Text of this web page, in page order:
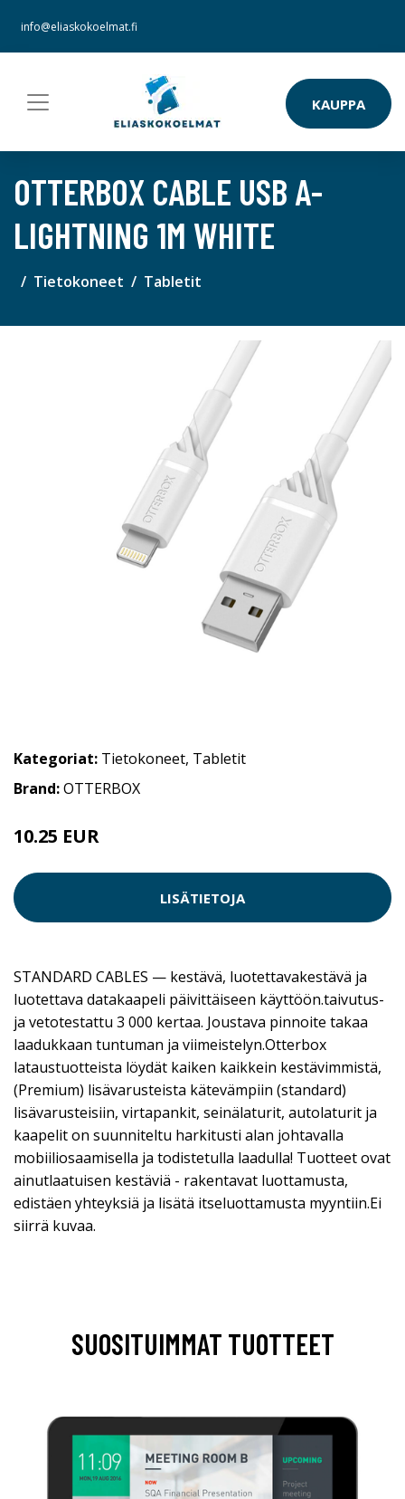
info@eliaskokoelmat.fi
KAUPPA
OTTERBOX CABLE USB A-
LIGHTNING 1M WHITE
Tietokoneet Tabletit
Kategoriat: Tietokoneet, Tabletit
Brand:OTTERBOX
10.25 EUR
LISÄTIETOJA
STANDARD CABLES — kestävä, luotettavakestävä ja
luotettava datakaapeli päivittäiseen käyttöön.taivutus-
ja vetotestattu 3 000 kertaa. Joustava pinnoite takaa
laadukkaan tuntuman ja viimeistelyn.Otterbox
lataustuotteista löydät kaiken kaikkein kestävimmistä,
(Premium) lisävarusteista kätevämpiin (standard)
lisävarusteisiin, virtapankit, seinälaturit, autolaturit ja
kaapelit on suunniteltu harkitusti alan johtavalla
mobiiliosaamisella ja todistetulla laadulla! Tuotteet ovat
ainutlaatuisen kestäviä - rakentavat luottamusta,
edistäen yhteyksiä ja lisätä itseluottamusta myyntiin.Ei
siirrä kuvaa.
SUOSITUIMMAT TUOTTEET